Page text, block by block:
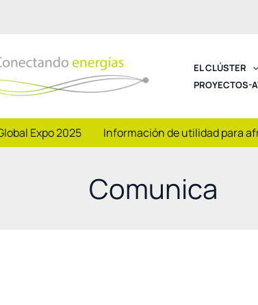
EL CLÚSTER
PROYECTOS-
Expo 2025 Información de utilidad para
Comunica